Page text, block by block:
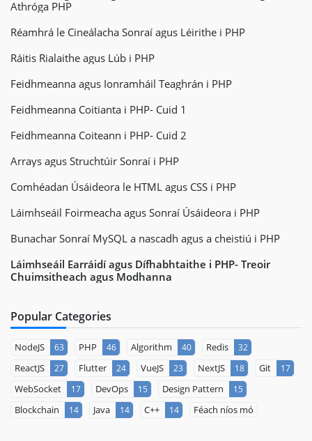
Athróga PHP
Réamhrá le Cineálacha Sonraí agus Léirithe i PHP
Ráitis Rialaithe agus Lúb i PHP
Feidhmeanna agus Ionramháil Teaghrán i PHP
Feidhmeanna Coitianta i PHP- Cuid 1
Feidhmeanna Coiteann i PHP- Cuid 2
Arrays agus Struchtúir Sonraí i PHP
Comhéadan Úsáideora le HTML agus CSS i PHP
Láimhseáil Foirmeacha agus Sonraí Úsáideora i PHP
Bunachar Sonraí MySQL a nascadh agus a cheistiú i PHP
Láimhseáil Earráidí agus Dífhabhtaithe i PHP- Treoir
Chuimsitheach agus Modhanna
Popular Categories
NodeJS 63 PHP 46 Algorithm 40 Redis 32
ReactJS 27 Flutter 24 VueJS 23 NextJS 18 Git 17
WebSocket 17 DevOps 15 Design Pattern 15
Blockchain 14 Java 14 C++ 14 Féach níos mó